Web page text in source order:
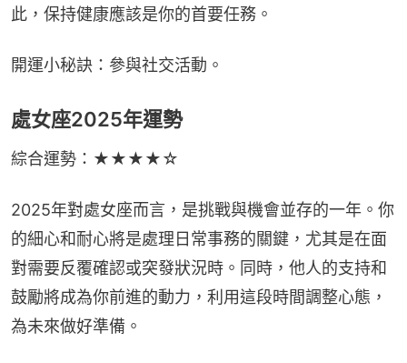
此，保持健康應該是你的首要任務。
開運小秘訣：參與社交活動。
處女座2025年運勢
綜合運勢：★★★★☆
2025年對處女座而言，是挑戰與機會並存的一年。你
的細心和耐心將是處理日常事務的關鍵，尤其是在面
對需要反覆確認或突發狀況時。同時，他人的支持和
鼓勵將成為你前進的動力，利用這段時間調整心態，
為未來做好準備。